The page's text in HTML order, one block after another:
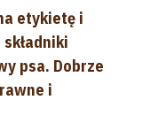
etykietę i
psa. Dobrze
i